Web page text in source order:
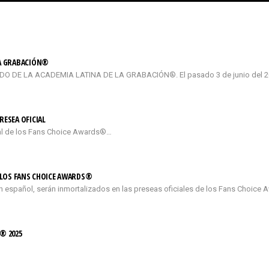
GRABACIÓN®
DE LA ACADEMIA LATINA DE LA GRABACIÓN®. El pasado 3 de junio del
OFICIAL
de los Fans Choice Awards®…
FANS CHOICE AWARDS®
serán inmortalizados en las preseas oficiales de los Fans Choice
2025